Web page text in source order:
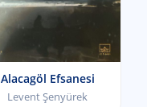
Alacagöl Efsanesi
Levent Şenyürek